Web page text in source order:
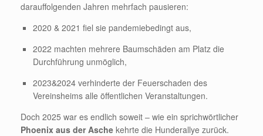
darauffolgenden Jahren mehrfach pausieren:
2020 & 2021 fiel sie pandemiebedingt aus,
2022 machten mehrere Baumschäden am Platz die
Durchführung unmöglich,
2023&2024 verhinderte der Feuerschaden des
Vereinsheims alle öffentlichen Veranstaltungen.
Doch 2025 war es endlich soweit – wie ein sprichwörtlicher
Phoenix aus der Asche kehrte die Hunderallye zurück.